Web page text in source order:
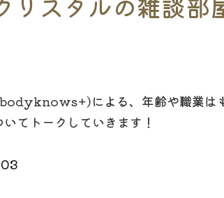
による、年齢や職業は
てトークしていきます！